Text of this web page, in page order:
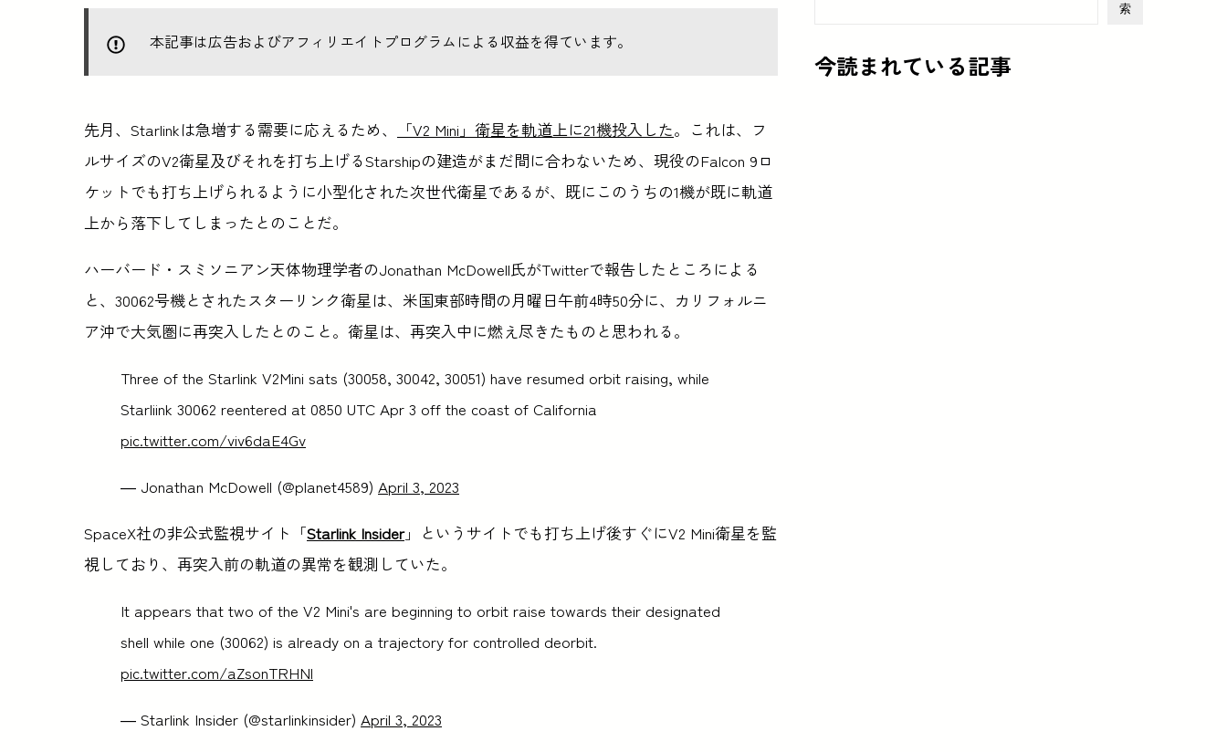
本記事は広告およびアフィリエイトプログラムによる収益を得ています。
先月、Starlinkは急増する需要に応えるため、 「V2 Mini」衛星を軌道上に21機投入した。これは、フ
ルサイズのV2衛星及びそれを打ち上げるStarshipの建造がまだ間に合わないため、現役のFalcon 9ロ
ケットでも打ち上げられるように小型化された次世代衛星であるが、既にこのうちの1機が既に軌道
上から落下してしまったとのことだ。
ハーバード・スミソニアン天体物理学者のJonathan McDowell氏がTwitterで報告したところによる
と、30062号機とされたスターリンク衛星は、米国東部時間の月曜日午前4時50分に、カリフォルニ
ア沖で大気圏に再突入したとのこと。衛星は、再突入中に燃え尽きたものと思われる。
Three of the Starlink V2Mini sats (30058, 30042, 30051) have resumed orbit raising, while
Starliink 30062 reentered at 0850 UTC Apr 3 off the coast of California
pic.twitter.com/viv6daE4Gv
— Jonathan McDowell (@planet4589) April 3, 2023
SpaceX社の非公式監視サイト「Starlink Insider」というサイトでも打ち上げ後すぐにV2 Mini衛星を監
視しており、再突入前の軌道の異常を観測していた。
It appears that two of the V2 Mini's are beginning to orbit raise towards their designated
shell while one (30062) is already on a trajectory for controlled deorbit.
pic.twitter.com/aZsonTRHNl
— Starlink Insider (@starlinkinsider) April 3, 2023
索
今読まれている記事